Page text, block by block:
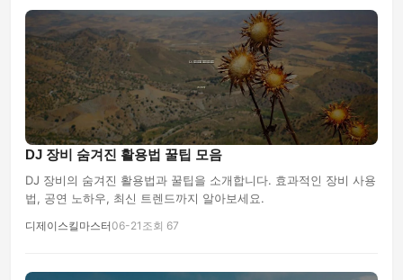
DJ 장비 숨겨진 활용법 꿀팁 모음
DJ 장비의 숨겨진 활용법과 꿀팁을 소개합니다. 효과적인 장비 사용
법, 공연 노하우, 최신 트렌드까지 알아보세요.
디제이스킬마스터06-21 조회 67